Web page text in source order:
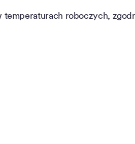
roboczych,